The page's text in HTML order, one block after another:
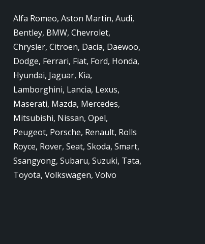
Alfa Romeo, Aston Martin, Audi,
Bentley, BMW, Chevrolet,
Chrysler, Citroen, Dacia, Daewoo,
Dodge, Ferrari, Fiat, Ford, Honda,
Hyundai, Jaguar, Kia,
Lamborghini, Lancia, Lexus,
Maserati, Mazda, Mercedes,
Mitsubishi, Nissan, Opel,
Peugeot, Porsche, Renault, Rolls
Royce, Rover, Seat, Skoda, Smart,
Ssangyong, Subaru, Suzuki, Tata,
Toyota, Volkswagen, Volvo